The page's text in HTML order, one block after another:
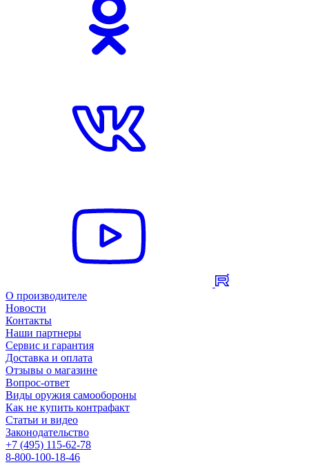
О производителе
Новости
Контакты
Наши партнеры
Сервис и гарантия
Доставка и оплата
Отзывы о магазине
Вопрос-ответ
Виды оружия самообороны
Как не купить контрафакт
Статьи и видео
Законодательство
+7 (495) 115-62-78
8-800-100-18-46